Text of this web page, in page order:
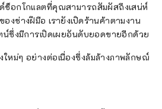
ช็อกโกแลตที่คุณสามารถสัมผัสถึงเสน่ห์
องช่างฝีมือ เรายังเปิดร้านค้าตามงาน
น์ซึ่งมีการเปิดเผยอันดับยอดขายอีกด้วย
หม่ๆ อย่างต่อเนื่องซึ่งล้มล้างภาพลักษณ์